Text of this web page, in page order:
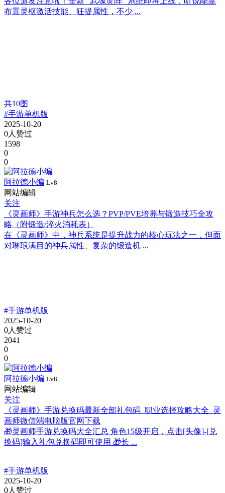
布置灵枢激活技能、狂提属性，不少 ...
共10图
#手游单机版
2025-10-20
0人赞过
1598
0
0
阿拉德小编 Lv8
网站编辑
关注
《灵画师》手游神兵怎么选？PVP/PVE培养与锻造技巧全攻
略（附锻造/淬火消耗表）
在《灵画师》中，神兵系统是提升战力的核心玩法之一，但面
对琳琅满目的神兵属性、复杂的锻造机 ...
#手游单机版
2025-10-20
0人赞过
2041
0
0
阿拉德小编 Lv8
网站编辑
关注
《灵画师》手游兑换码最新全部礼包码_职业选择攻略大全_灵
画师微信端电脑版官网下载
🎁灵画师手游兑换码大全汇总 角色15级开启，点击[头像]-[兑
换码]输入礼包兑换码即可使用 🎁长 ...
#手游单机版
2025-10-20
0人赞过